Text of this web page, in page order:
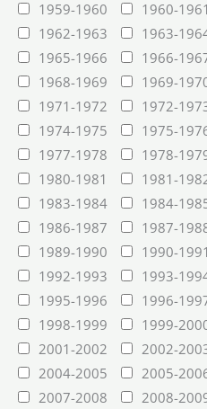
1959-1960
1960-1961
1962-1963
1963-
1965-1966
1966-
1968-1969
1969-
1971-1972
1972-
1974-1975
1975-
1977-1978
1978-
1980-1981
1981-
1983-1984
1984-
1986-1987
1987-
1989-1990
1990-1991
1992-1993
1993-
1995-1996
1996-
1998-1999
1999-
2001-2002
2002-
2004-2005
2005-
2007-2008
2008-